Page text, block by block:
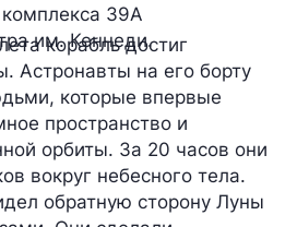
39А
им. Кеннеди.
корабль достиг
Астронавты на его борту
которые впервые
пространство и
орбиты. За 20 часов они
вокруг небесного тела.
обратную сторону Луны